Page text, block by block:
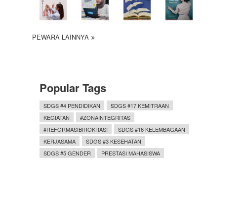
PEWARA LAINNYA
Popular Tags
SDGS #4 PENDIDIKAN
SDGS #17 KEMITRAAN
KEGIATAN
#ZONAINTEGRITAS
#REFORMASIBIROKRASI
SDGS #16 KELEMBAGAAN
KERJASAMA
SDGS #3 KESEHATAN
SDGS #5 GENDER
PRESTASI MAHASISWA